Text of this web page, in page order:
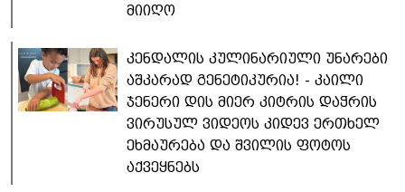
მიიღო
კენდალის კულინარიული უნარები
აშკარად გენეტიკურია! - კაილი
ჯენერი დის მიერ კიტრის დაჭრის
ვირუსულ ვიდეოს კიდევ ერთხელ
ეხმაურება და შვილის ფოტოს
აქვეყნებს